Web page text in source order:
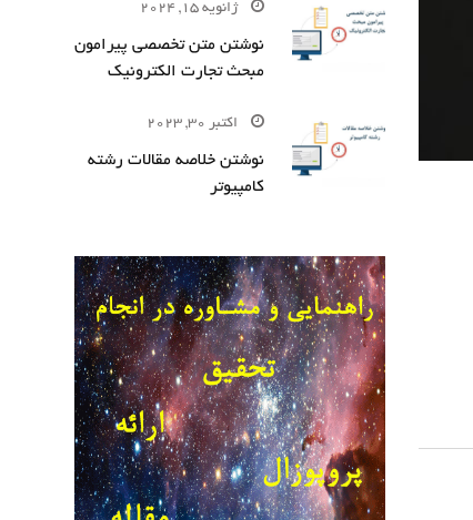
ژانویه 15, 2024
نوشتن متن تخصصی پیرامون
مبحث تجارت الکترونیک
اکتبر 30, 2023
نوشتن خلاصه مقالات رشته
کامپیوتر